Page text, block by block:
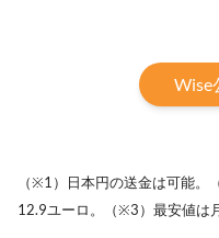
Wise
（※1）日本円の送金は可能
12.9ユーロ。（※3）最安値は